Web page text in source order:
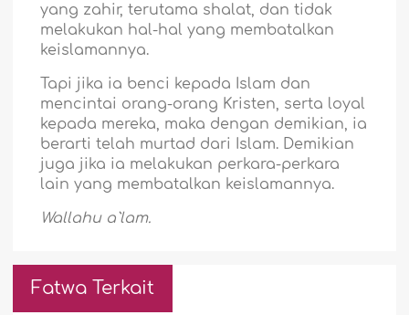
yang zahir, terutama shalat, dan tidak
melakukan hal-hal yang membatalkan
keislamannya.
Tapi jika ia benci kepada Islam dan
mencintai orang-orang Kristen, serta loyal
kepada mereka, maka dengan demikian, ia
berarti telah murtad dari Islam. Demikian
juga jika ia melakukan perkara-perkara
lain yang membatalkan keislamannya.
Wallahu a`lam.
Fatwa Terkait